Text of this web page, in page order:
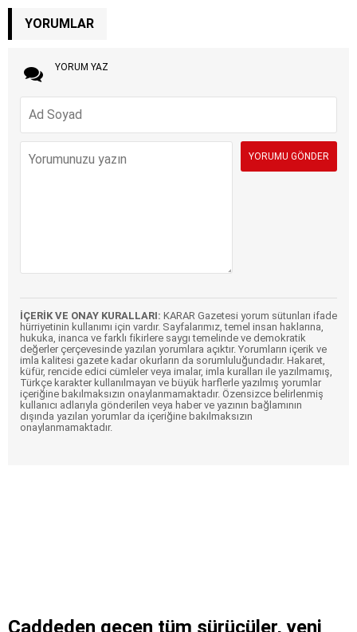
YORUMLAR
YORUM YAZ
İÇERİK VE ONAY KURALLARI: KARAR Gazetesi yorum sütunları ifade
hürriyetinin kullanımı için vardır. Sayfalarımız, temel insan haklarına,
hukuka, inanca ve farklı fikirlere saygı temelinde ve demokratik
değerler çerçevesinde yazılan yorumlara açıktır. Yorumların içerik ve
imla kalitesi gazete kadar okurların da sorumluluğundadır. Hakaret,
küfür, rencide edici cümleler veya imalar, imla kuralları ile yazılmamış,
Türkçe karakter kullanılmayan ve büyük harflerle yazılmış yorumlar
içeriğine bakılmaksızın onaylanmamaktadır. Özensizce belirlenmiş
kullanıcı adlarıyla gönderilen veya haber ve yazının bağlamının
dışında yazılan yorumlar da içeriğine bakılmaksızın
onaylanmamaktadır.
Caddeden geçen tüm sürücüler, yeni